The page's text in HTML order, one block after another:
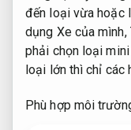
đến loại vừa hoặc
dụng Xe của mình,
phải chọn loại
loại lớn thì chỉ các
Phù hợp môi